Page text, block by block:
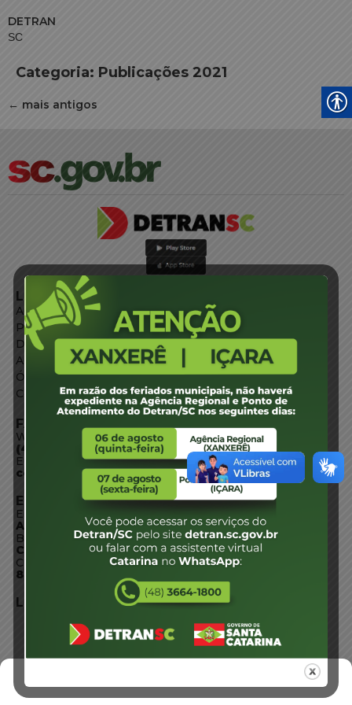
DETRAN
SC
Categoria: Publicações 2021
← mais antigos
LINKS EXTERNOS
Agência de Notícias
Portal de Serviços
Diário Oficial
Acesso à Informação
Órgãos do Governo
Conheça SC
FALE CONOSCO
WhatsApp:
(48) 3664-1800
E-mail:
centraldeinformacoes@detran.sc.gov.br
ENDEREÇO
Endereço:
Av. Almirante Tamandaré - 480
Bairro:
Coqueiros, Florianópolis SC
CEP:
88.080-160
LOCALIZAÇÃO